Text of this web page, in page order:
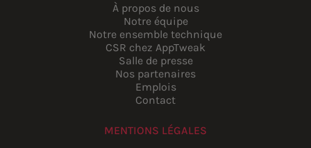
À propos de nous
Notre équipe
Notre ensemble technique
CSR chez AppTweak
Salle de presse
Nos partenaires
Emplois
Contact
MENTIONS LÉGALES